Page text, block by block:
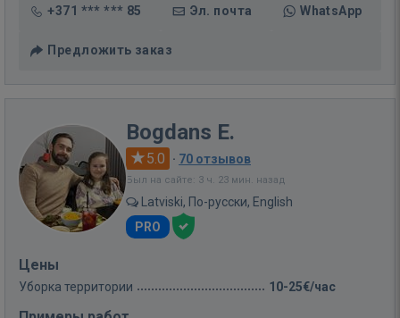
+371 *** *** 85 Эл. почта WhatsApp
Предложить заказ
Bogdans E.
5.0 · 70 отзывов
Был на сайте: 3 ч. 23 мин. назад
Latviski, По-русски, English
PRO
Цены
Уборка территории 10-25€/час